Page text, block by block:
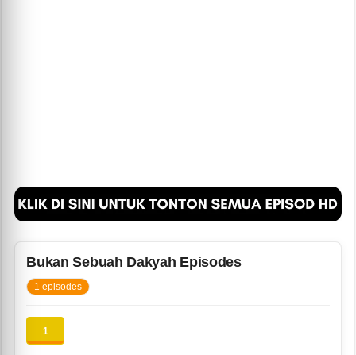
Bukan Sebuah Dakyah Episodes
1 episodes
1